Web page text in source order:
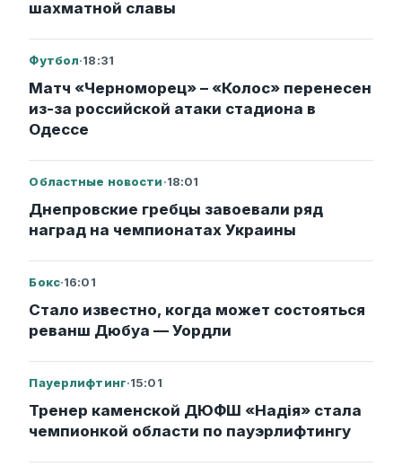
шахматной славы
Футбол·18:31
Матч «Черноморец» – «Колос» перенесен
из-за российской атаки стадиона в
Одессе
Областные новости·18:01
Днепровские гребцы завоевали ряд
наград на чемпионатах Украины
Бокс·16:01
Стало известно, когда может состояться
реванш Дюбуа — Уордли
Пауерлифтинг·15:01
Тренер каменской ДЮФШ «Надія» стала
чемпионкой области по пауэрлифтингу